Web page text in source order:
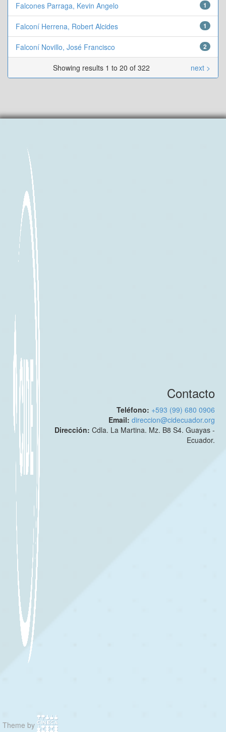
Falcones Parraga, Kevin Angelo 1
Falconí Herrena, Robert Alcides 1
Falconí Novillo, José Francisco 2
Showing results 1 to 20 of 322 next >
Contacto
Teléfono: +593 (99) 680 0906
Email:direccion@cidecuador.org
Dirección:Cdla. La Martina. Mz. B8 S4. Guayas -
Ecuador.
Theme by